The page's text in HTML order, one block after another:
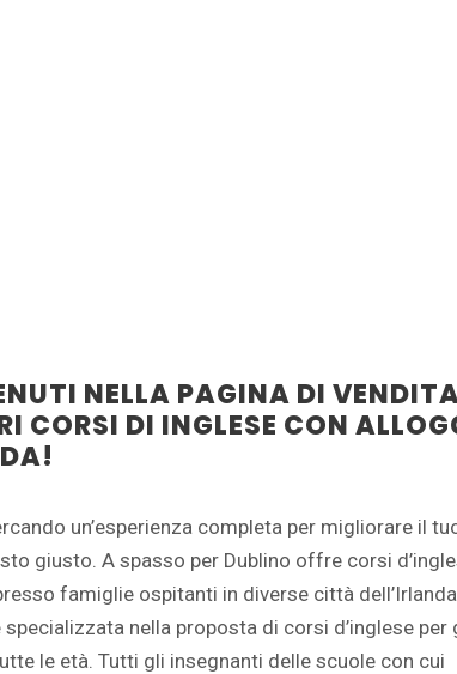
NELLA PAGINA DI
CORSI DI INGLESE CON
un’esperienza completa per migliorare il
giusto. A spasso per Dublino offre corsi
famiglie ospitanti in diverse città
specializzata nella proposta di corsi d’inglese per
le età. Tutti gli insegnanti delle scuole con cui